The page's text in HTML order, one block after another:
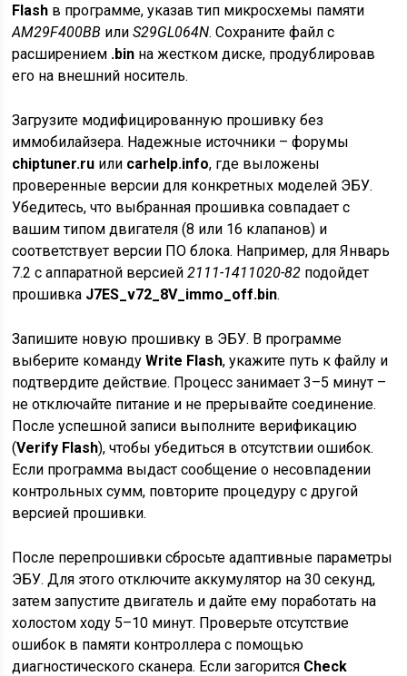
Flash в программе, указав тип микросхемы памяти
AM29F400BB илиS29GL064N. Сохраните файл с
расширением .bin на жестком диске, продублировав
его на внешний носитель.
Загрузите модифицированную прошивку без
иммобилайзера. Надежные источники – форумы
chiptuner.ru или carhelp.info, где выложены
проверенные версии для конкретных моделей ЭБУ.
Убедитесь, что выбранная прошивка совпадает с
вашим типом двигателя (8 или 16 клапанов) и
соответствует версии ПО блока. Например, для Январь
7.2 с аппаратной версией2111-1411020-82 подойдет
прошивка J7ES_v72_8V_immo_off.bin.
Запишите новую прошивку в ЭБУ. В программе
выберите командуWrite Flash, укажите путь к файлу и
подтвердите действие. Процесс занимает 3–5 минут –
не отключайте питание и не прерывайте соединение.
После успешной записи выполните верификацию
(Verify Flash), чтобы убедиться в отсутствии ошибок.
Если программа выдаст сообщение о несовпадении
контрольных сумм, повторите процедуру с другой
версией прошивки.
После перепрошивки сбросьте адаптивные параметры
ЭБУ. Для этого отключите аккумулятор на 30 секунд,
затем запустите двигатель и дайте ему поработать на
холостом ходу 5–10 минут. Проверьте отсутствие
ошибок в памяти контроллера с помощью
диагностического сканера. Если загорится Check